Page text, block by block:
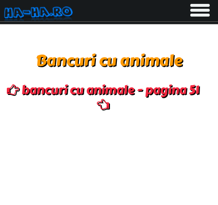
Toggle
Bancuri cu animale
bancuri cu animale - pagina 51